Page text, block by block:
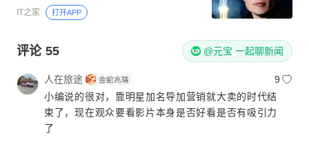
IT之家 打开APP
评论 55 @元宝 一起聊新闻
人在旅途
9
小编说的很对，靠明星加名导加营销就大卖的时代结
束了，现在观众要看影片本身是否好看是否有吸引力
了